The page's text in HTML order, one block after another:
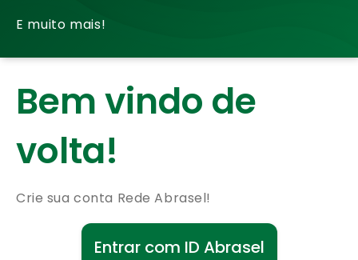
E muito mais!
Bem vindo de
volta!
Crie sua conta Rede Abrasel!
Entrar com ID Abrasel